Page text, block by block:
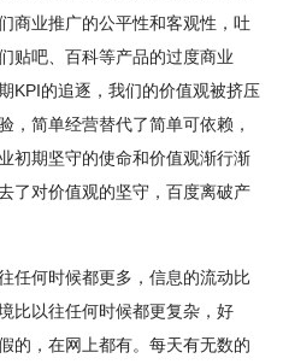
商业推广的公平性和客观性，吐
贴吧、百科等产品的过度商业
的追逐，我们的价值观被挤压
，简单经营替代了简单可依赖，
初期坚守的使命和价值观渐行渐
了对价值观的坚守，百度离破产
任何时候都更多，信息的流动比
比以往任何时候都更复杂，好
的，在网上都有。每天有无数的